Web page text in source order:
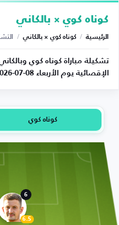
كوناه كوي × بالكاني
الرئيسية / كوناه كوي × بالكاني /
تشكيلة مباراة كوناه كوي
الإقصائية يوم الأربعاء 08-07-2026.
كوناه كوي
6
6.5